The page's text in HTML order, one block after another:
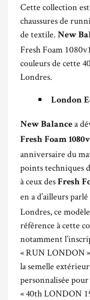
Cette collection
chaussures de
de textile. New
Fresh Foam
couleurs de cette
Londres.
London
New Balance a
Fresh Foam
anniversaire du
points techniques
à ceux des Fresh
en a d’ailleurs parlé
Londres, ce
référence à cette
notamment
« RUN LONDON
la semelle
personnalisée pour
« 40th LONDON